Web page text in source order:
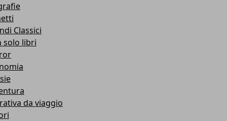
Classici
solo libri
da viaggio